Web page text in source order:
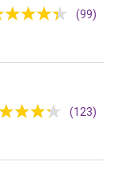
(99)
(123)